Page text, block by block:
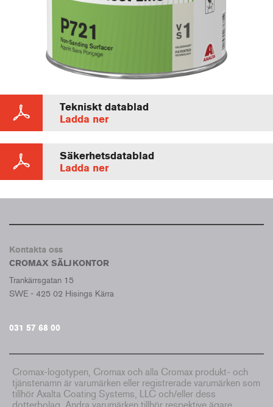
Tekniskt datablad
Ladda ner
Säkerhetsdatablad
Ladda ner
Kontakta oss
CROMAX SÄLJKONTOR
Trankärrsgatan 15
SWE - 425 02 Hisings Kärra
031 57 68 00
Cromax-logotypen, Cromax och alla Cromax produkt- och
tjänstenamn är varumärken eller registrerade varumärken som
tillhör Axalta Coating Systems, LLC och/eller dess